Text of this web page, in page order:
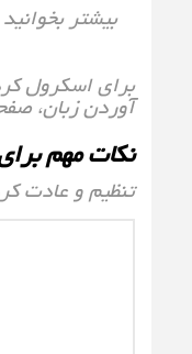
بیشتر بخوانید
برای اسکرول
آوردن زبان،
نکات مهم
تنظیم و عادت